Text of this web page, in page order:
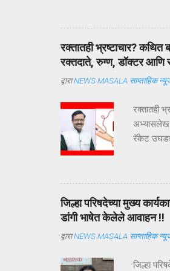
व्याख्या
मित्राची
ज्याला
व्याख्या
रक्तातही भ्रष्टाचार?
रक्तदाते, रुग्ण, डॉक्टर आणि
द्वाराNEWS MASALA साप्ताहिक
रक्तातही
अभ्यासलेख
रॅकेट
अत्यंत
पारदर्शक
विश्वास
साठवले
तुटला तर
जिल्हा परिषदेच्या मुख्य
डांगी भाषेत केलेले आवाहन !!
द्वाराNEWS MASALA साप्ताहिक
जिल्हा